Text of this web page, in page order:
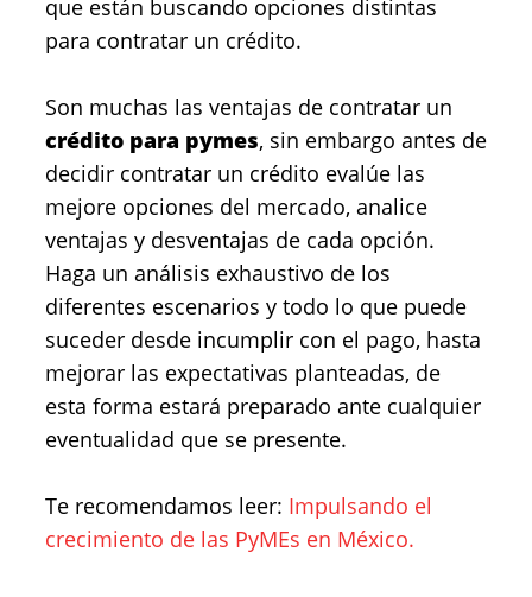
que están buscando opciones distintas
para contratar un crédito.
Son muchas las ventajas de contratar un
crédito para pymes, sin embargo antes de
decidir contratar un crédito evalúe las
mejore opciones del mercado, analice
ventajas y desventajas de cada opción.
Haga un análisis exhaustivo de los
diferentes escenarios y todo lo que puede
suceder desde incumplir con el pago, hasta
mejorar las expectativas planteadas, de
esta forma estará preparado ante cualquier
eventualidad que se presente.
Te recomendamos leer: Impulsando el
crecimiento de las PyMEs en México.